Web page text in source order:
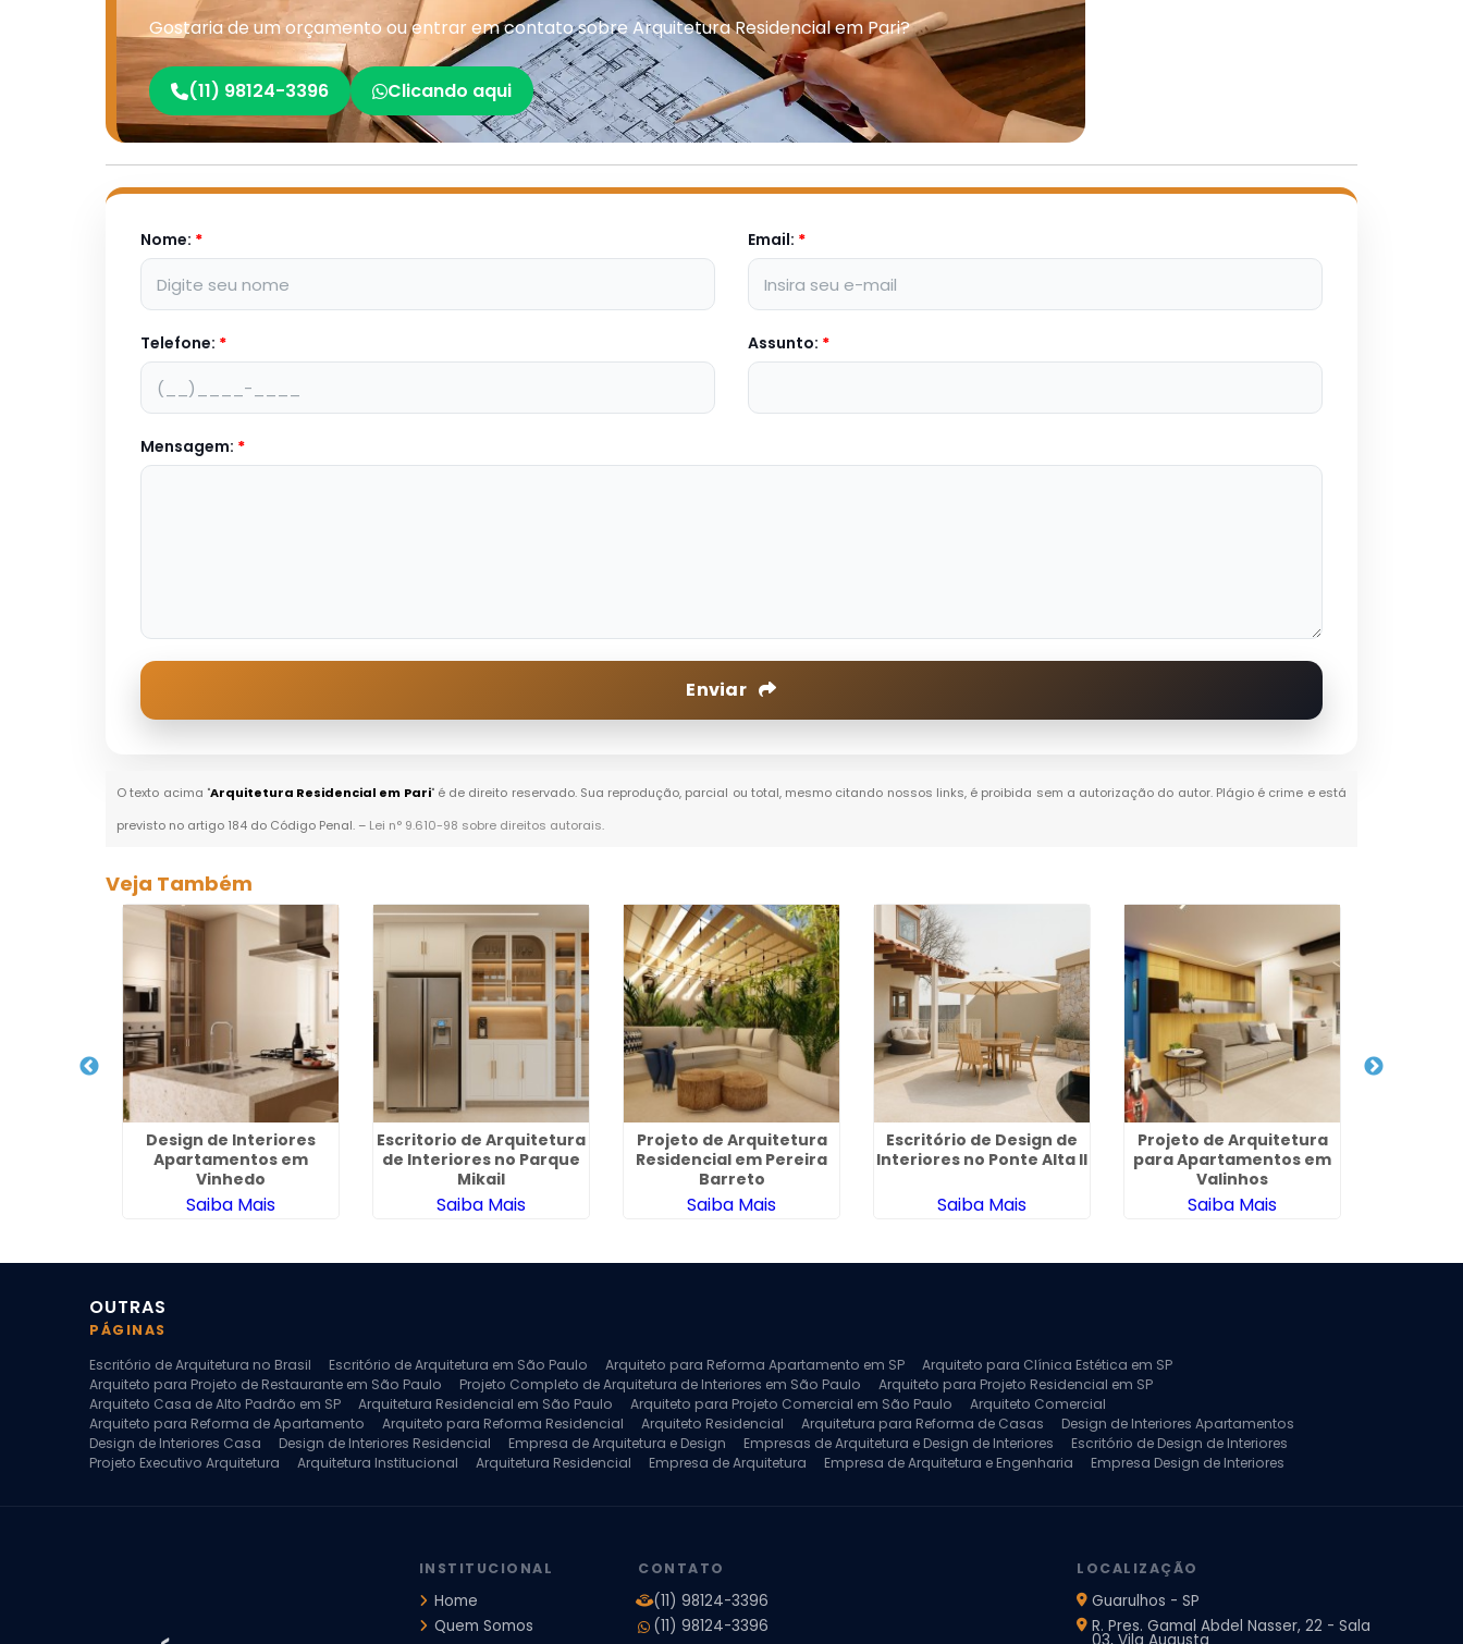
Gostaria de um orçamento ou entrar em contato sobre Arquitetura Residencial em Pari?
(11) 98124-3396 Clicando aqui
Nome: * Email: *
Telefone: * Assunto: *
Mensagem: *
Enviar
O texto acima "Arquitetura Residencial em Pari" é de direito reservado. Sua reprodução, parcial ou total, mesmo citando nossos links, é proibida sem a autorização do autor. Plágio é crime e está
previsto no artigo 184 do Código Penal. – Lei n° 9.610-98 sobre direitos autorais.
Veja Também
Design de Interiores
Apartamentos em
Vinhedo
Saiba Mais
Escritorio de Arquitetura
de Interiores no Parque
Mikail
Saiba Mais
Projeto de Arquitetura
Residencial em Pereira
Barreto
Saiba Mais
Escritório de Design de
Interiores no Ponte Alta II
Saiba Mais
Projeto de Arquitetura
para Apartamentos em
Valinhos
Saiba Mais
OUTRAS
PÁGINAS
Escritório de Arquitetura no Brasil
Escritório de Arquitetura em São Paulo Arquiteto para Reforma Apartamento em SP
Arquiteto para Clínica Estética em SP
Arquiteto para Projeto de Restaurante em São Paulo
Projeto Completo de Arquitetura de Interiores em São Paulo
Arquiteto para Projeto Residencial em SP
Arquiteto Casa de Alto Padrão em SP
Arquitetura Residencial em São Paulo Arquiteto para Projeto Comercial em São Paulo
Arquiteto Comercial
Arquiteto para Reforma de Apartamento
Arquiteto para Reforma Residencial Arquiteto Residencial Arquitetura para Reforma de Casas
Design de Interiores Apartamentos
Design de Interiores Casa
Design de Interiores Residencial Empresa de Arquitetura e Design Empresas de Arquitetura e Design de Interiores
Escritório de Design de Interiores
Projeto Executivo Arquitetura
Arquitetura Institucional Arquitetura Residencial Empresa de Arquitetura Empresa de Arquitetura e Engenharia
Empresa Design de Interiores
INSTITUCIONAL
Home
Quem Somos
CONTATO
(11) 98124-3396
(11) 98124-3396
LOCALIZAÇÃO
Guarulhos - SP
R. Pres. Gamal Abdel Nasser, 22 - Sala